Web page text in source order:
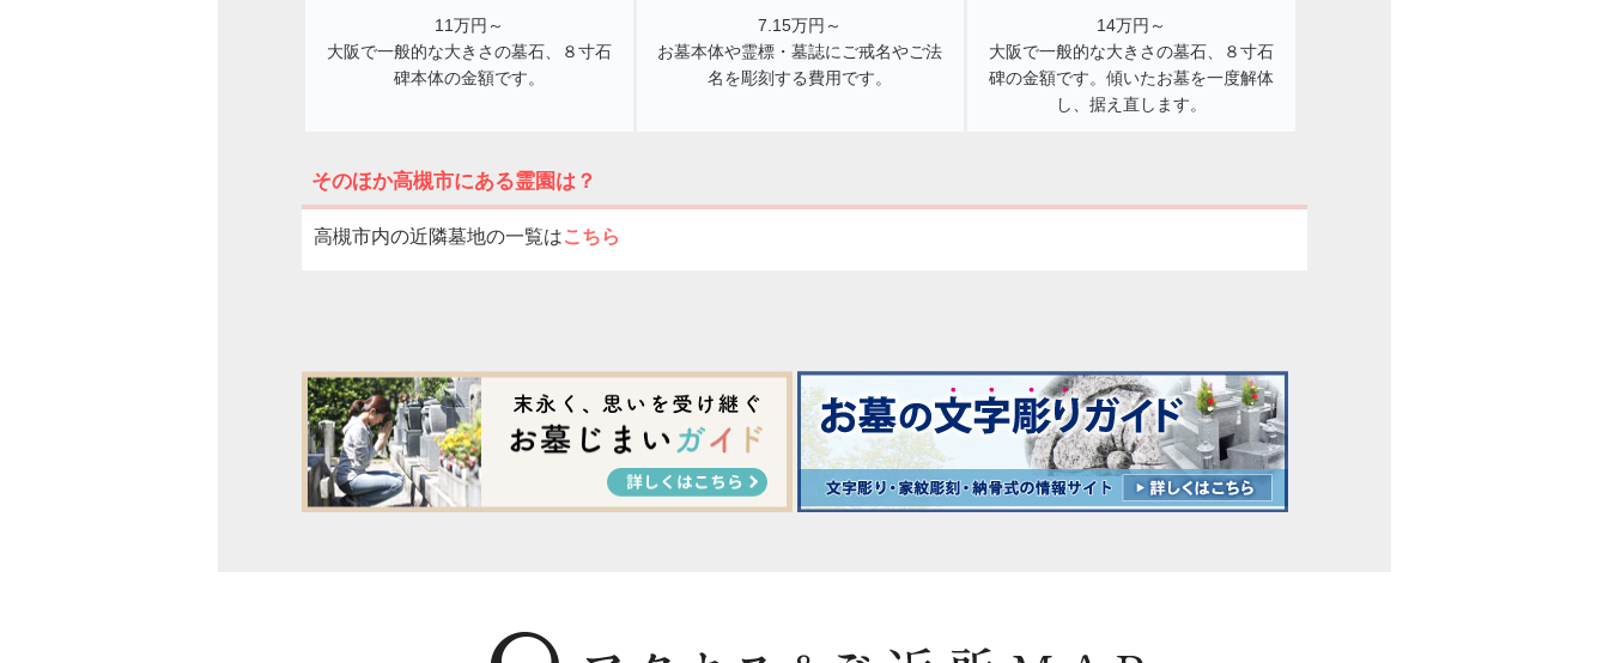
11万円～
大阪で一般的な大きさの墓石、８寸石
碑本体の金額です。
7.15万円～
お墓本体や霊標・墓誌にご戒名やご法
名を彫刻する費用です。
14万円～
大阪で一般的な大きさの墓石、８寸石
碑の金額です。傾いたお墓を一度解体
し、据え直します。
そのほか高槻市にある霊園は？
高槻市内の近隣墓地の一覧はこちら